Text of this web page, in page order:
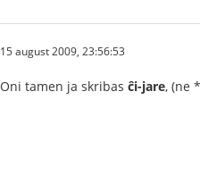
15 august 2009, 23:56:53
Oni tamen ja skribas ĉi-jare, (ne